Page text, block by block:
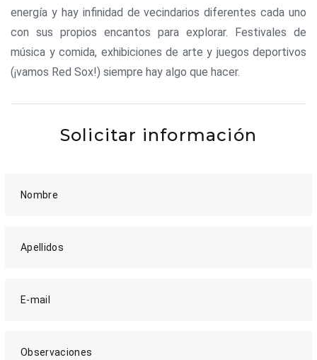
energía y hay infinidad de vecindarios diferentes cada uno
con sus propios encantos para explorar. Festivales de
música y comida, exhibiciones de arte y juegos deportivos
(¡vamos Red Sox!) siempre hay algo que hacer.
Solicitar información
Nombre
Apellidos
E-mail
Observaciones